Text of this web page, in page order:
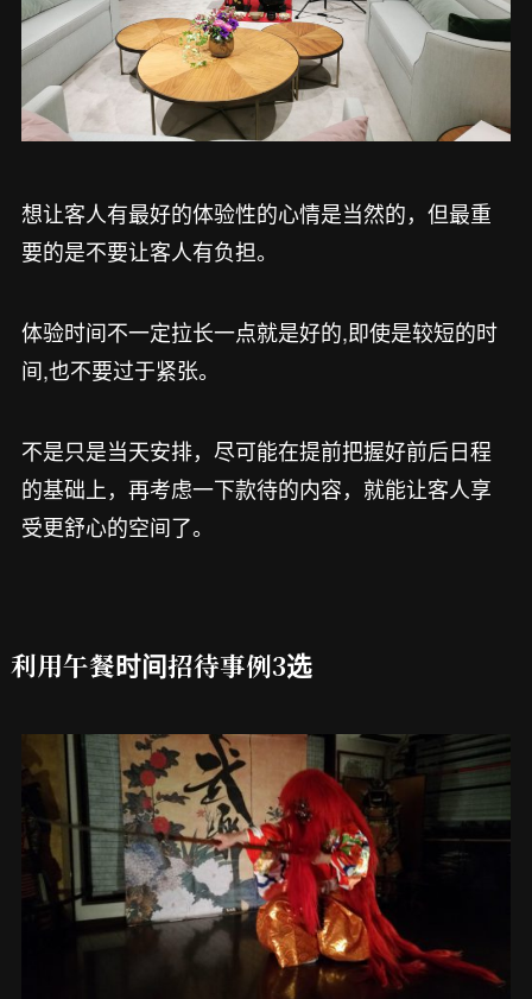
想让客人有最好的体验性的心情是当然的，但最重
要的是不要让客人有负担。
体验时间不一定拉长一点就是好的,即使是较短的时
间,也不要过于紧张。
不是只是当天安排，尽可能在提前把握好前后日程
的基础上，再考虑一下款待的内容，就能让客人享
受更舒心的空间了。
利用午餐时间招待事例3选